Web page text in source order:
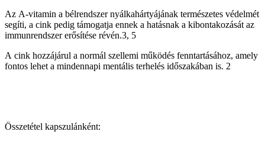
Az A-vitamin a bélrendszer nyálkahártyájának természetes védelmét
segíti, a cink pedig támogatja ennek a hatásnak a kibontakozását az
immunrendszer erősítése révén.3, 5
A cink hozzájárul a normál szellemi működés fenntartásához, amely
fontos lehet a mindennapi mentális terhelés időszakában is. 2
Összetétel kapszulánként: